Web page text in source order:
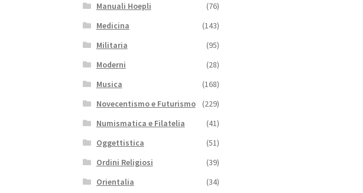
Manuali Hoepli
(76)
Medicina
(143)
Militaria
(95)
Moderni
(28)
Musica
(168)
Novecentismo e Futurismo
(229)
Numismatica e Filatelia
(41)
Oggettistica
(51)
Ordini Religiosi
(39)
Orientalia
(34)